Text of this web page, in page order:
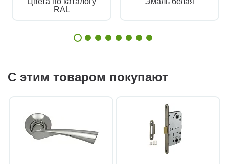
RAL
С этим товаром покупают